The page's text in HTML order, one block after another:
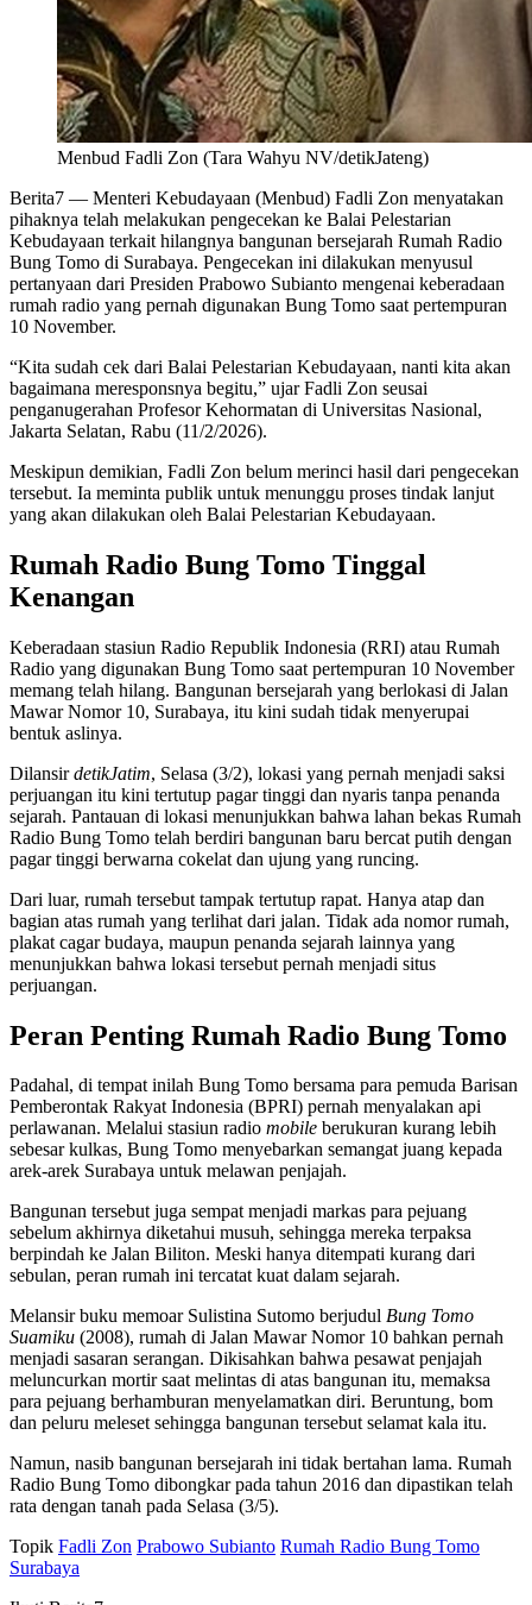
Menbud Fadli Zon (Tara Wahyu NV/detikJateng)
Berita7 — Menteri Kebudayaan (Menbud) Fadli Zon menyatakan
pihaknya telah melakukan pengecekan ke Balai Pelestarian
Kebudayaan terkait hilangnya bangunan bersejarah Rumah Radio
Bung Tomo di Surabaya. Pengecekan ini dilakukan menyusul
pertanyaan dari Presiden Prabowo Subianto mengenai keberadaan
rumah radio yang pernah digunakan Bung Tomo saat pertempuran
10 November.
“Kita sudah cek dari Balai Pelestarian Kebudayaan, nanti kita akan
bagaimana meresponsnya begitu,” ujar Fadli Zon seusai
penganugerahan Profesor Kehormatan di Universitas Nasional,
Jakarta Selatan, Rabu (11/2/2026).
Meskipun demikian, Fadli Zon belum merinci hasil dari pengecekan
tersebut. Ia meminta publik untuk menunggu proses tindak lanjut
yang akan dilakukan oleh Balai Pelestarian Kebudayaan.
Rumah Radio Bung Tomo Tinggal
Kenangan
Keberadaan stasiun Radio Republik Indonesia (RRI) atau Rumah
Radio yang digunakan Bung Tomo saat pertempuran 10 November
memang telah hilang. Bangunan bersejarah yang berlokasi di Jalan
Mawar Nomor 10, Surabaya, itu kini sudah tidak menyerupai
bentuk aslinya.
DilansirdetikJatim, Selasa (3/2), lokasi yang pernah menjadi saksi
perjuangan itu kini tertutup pagar tinggi dan nyaris tanpa penanda
sejarah. Pantauan di lokasi menunjukkan bahwa lahan bekas Rumah
Radio Bung Tomo telah berdiri bangunan baru bercat putih dengan
pagar tinggi berwarna cokelat dan ujung yang runcing.
Dari luar, rumah tersebut tampak tertutup rapat. Hanya atap dan
bagian atas rumah yang terlihat dari jalan. Tidak ada nomor rumah,
plakat cagar budaya, maupun penanda sejarah lainnya yang
menunjukkan bahwa lokasi tersebut pernah menjadi situs
perjuangan.
Peran Penting Rumah Radio Bung Tomo
Padahal, di tempat inilah Bung Tomo bersama para pemuda Barisan
Pemberontak Rakyat Indonesia (BPRI) pernah menyalakan api
perlawanan. Melalui stasiun radio mobile berukuran kurang lebih
sebesar kulkas, Bung Tomo menyebarkan semangat juang kepada
arek-arek Surabaya untuk melawan penjajah.
Bangunan tersebut juga sempat menjadi markas para pejuang
sebelum akhirnya diketahui musuh, sehingga mereka terpaksa
berpindah ke Jalan Biliton. Meski hanya ditempati kurang dari
sebulan, peran rumah ini tercatat kuat dalam sejarah.
Melansir buku memoar Sulistina Sutomo berjudul Bung Tomo
Suamiku (2008), rumah di Jalan Mawar Nomor 10 bahkan pernah
menjadi sasaran serangan. Dikisahkan bahwa pesawat penjajah
meluncurkan mortir saat melintas di atas bangunan itu, memaksa
para pejuang berhamburan menyelamatkan diri. Beruntung, bom
dan peluru meleset sehingga bangunan tersebut selamat kala itu.
Namun, nasib bangunan bersejarah ini tidak bertahan lama. Rumah
Radio Bung Tomo dibongkar pada tahun 2016 dan dipastikan telah
rata dengan tanah pada Selasa (3/5).
Topik Fadli Zon Prabowo Subianto Rumah Radio Bung Tomo
Surabaya